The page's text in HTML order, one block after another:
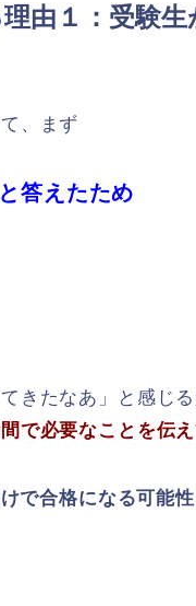
由１：受験
、まず
答えたため
きたなあ」と感じ
で必要なことを伝
で合格になる可能